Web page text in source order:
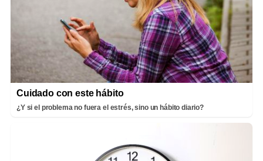
Cuidado con este hábito
¿Y si el problema no fuera el estrés, sino un hábito diario?